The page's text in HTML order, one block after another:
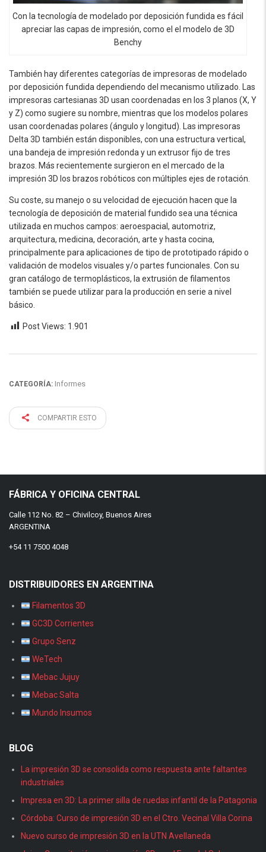
Con la tecnología de modelado por deposición fundida es fácil
apreciar las capas de impresión, como el el modelo de 3D
Benchy
También hay diferentes categorías de impresoras de modelado
por deposición fundida dependiendo del mecanismo utilizado. Las
impresoras cartesianas 3D usan coordenadas en los 3 planos (X, Y
y Z) como sugiere su nombre, mientras que los modelos polares
usan coordenadas polares (ángulo y longitud). Las impresoras
Delta 3D también están disponibles, con una estructura vertical,
una bandeja de impresión redonda y un extrusor fijo de tres
brazos. Más recientemente surgieron en el mercado de la
impresión 3D los brazos robóticos con múltiples ejes de rotación.
Su coste, su manejo o su velocidad de ejecución hacen que la
tecnología de deposición de material fundido sea una técnica
utilizada en muchos campos: aeroespacial, automotriz,
arquitectura, medicina, decoración, arte y hasta cocina,
principalmente para aplicaciones de tipo de prototipado rápido o
validación de modelos visuales y/o partes funcionales. Con su
gran catálogo de termoplásticos, la extrusión de filamentos
también se puede utilizar para la producción en serie a nivel
básico.
Post Views: 1.901
CATEGORÍA: Informes
COMPARTIR ESTO
FÁBRICA Y OFICINA CENTRAL
Calle 112 No. 82 – Chivilcoy, Buenos Aires
ARGENTINA
+54 11 7500 4048
DISTRIBUIDORES EN ARGENTINA
Filamentos 3D
GC3D Corrientes
Grupo Senz
WeTech
Mebac Jujuy
Mebac Salta
Mundo Insumos
BLOG
La impresión 3D se consolida como respuesta ante faltantes
industriales
Impresa en 3D: La primer silla de ruedas infantil de la Patagonia
Córdoba: Curso de impresión 3D en el Ctro. Vecinal Villa Corina
Nuevo curso de impresión 3D en la UTN Avellaneda